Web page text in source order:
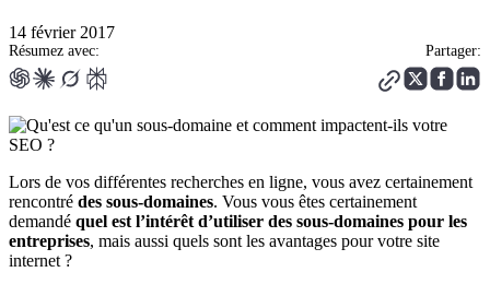
14 février 2017
Résumez avec: Partager:
Lors de vos différentes recherches en ligne, vous avez certainement
rencontré des sous-domaines. Vous vous êtes certainement
demandé quel est l’intérêt d’utiliser des sous-domaines pour les
entreprises, mais aussi quels sont les avantages pour votre site
internet ?